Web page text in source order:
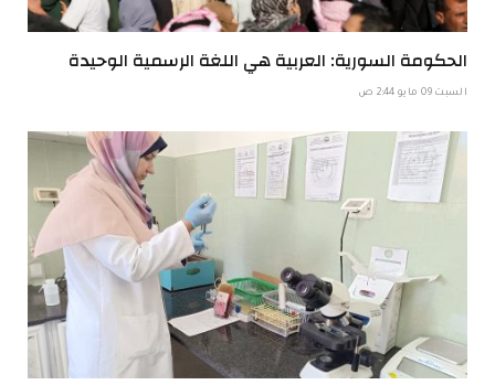
الحكومة السورية: العربية هي اللغة الرسمية الوحيدة
السبت 09 مايو 2:44 ص